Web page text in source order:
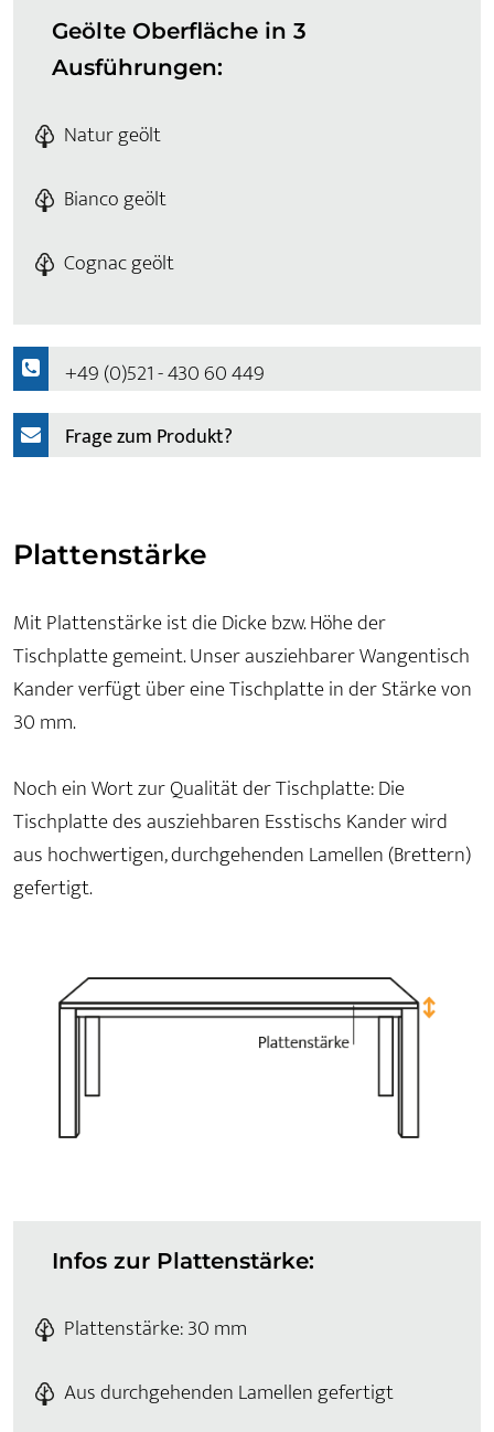
Geölte Oberfläche in 3
Ausführungen:
Natur geölt
Bianco geölt
Cognac geölt
+49 (0)521 - 430 60 449
Frage zum Produkt?
Plattenstärke
Mit Plattenstärke ist die Dicke bzw. Höhe der
Tischplatte gemeint. Unser ausziehbarer Wangentisch
Kander verfügt über eine Tischplatte in der Stärke von
30 mm.
Noch ein Wort zur Qualität der Tischplatte: Die
Tischplatte des ausziehbaren Esstischs Kander wird
aus hochwertigen, durchgehenden Lamellen (Brettern)
gefertigt.
Infos zur Plattenstärke:
Plattenstärke: 30 mm
Aus durchgehenden Lamellen gefertigt